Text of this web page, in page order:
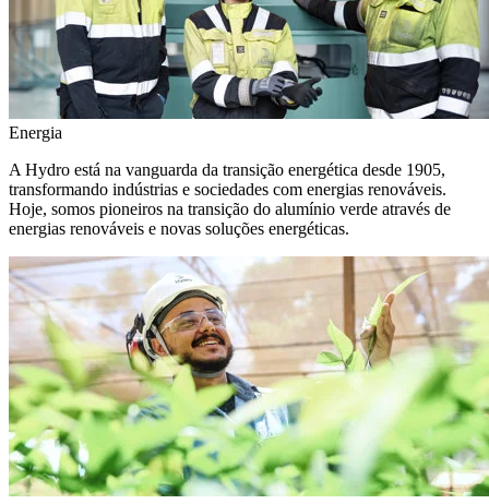
Energia
A Hydro está na vanguarda da transição energética desde 1905,
transformando indústrias e sociedades com energias renováveis.
Hoje, somos pioneiros na transição do alumínio verde através de
energias renováveis e novas soluções energéticas.